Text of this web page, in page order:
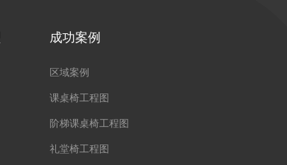
成功案例
区域案例
课桌椅工程图
阶梯课桌椅工程图
礼堂椅工程图